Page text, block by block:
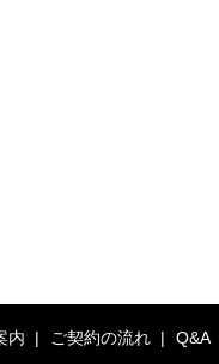
内 ご契約の流れ Q&A